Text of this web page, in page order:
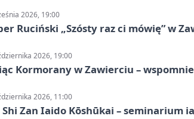
2026, 19:00
Ruciński „Szósty raz ci mówię” w
2026, 19:00
Kormorany w Zawierciu –
2026, 11:00
Shi Zan Iaido Kōshūkai – seminarium